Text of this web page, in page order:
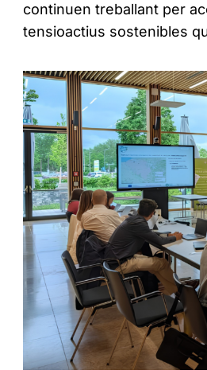
continuen treballant per
tensioactius sostenibles